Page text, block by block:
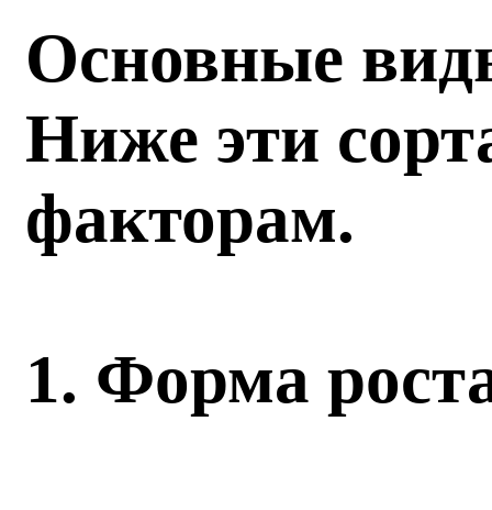
Основные
Ниже эти
факторам.
1. Форма